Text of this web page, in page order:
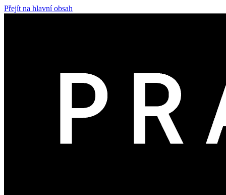
Přejít na hlavní obsah